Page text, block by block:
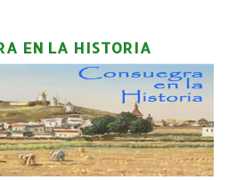
EN LA HISTORIA